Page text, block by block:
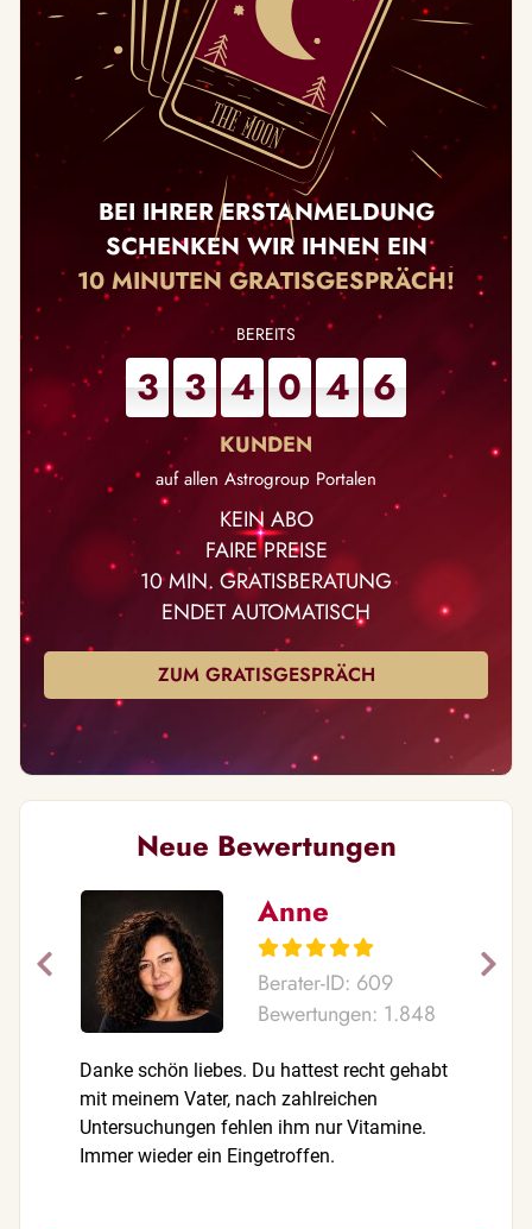
BEI IHRER ERSTANMELDUNG
SCHENKEN WIR IHNEN EIN
10 MINUTEN GRATISGESPRÄCH!
3 3 4 0 4 6
auf allen Astrogroup Portalen
KEIN ABO
FAIRE PREISE
10 MIN. GRATISBERATUNG
ENDET AUTOMATISCH
ZUM GRATISGESPRÄCH
Neue Bewertungen
Anne
Berater-ID: 609
Bewertungen: 1.848
Danke schön liebes. Du hattest recht gehabt
mit meinem Vater, nach zahlreichen
Untersuchungen fehlen ihm nur Vitamine.
Immer wieder ein Eingetroffen.